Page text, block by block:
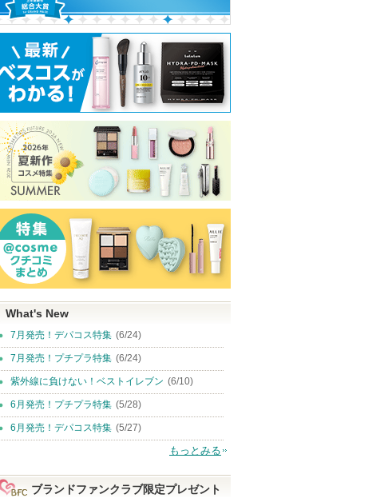
What's New
7月発売！デパコス特集 (6/24)
7月発売！プチプラ特集 (6/24)
紫外線に負けない！ベストイレブン (6/10)
6月発売！プチプラ特集 (5/28)
6月発売！デパコス特集 (5/27)
もっとみる
ブランドファンクラブ限定プレゼント